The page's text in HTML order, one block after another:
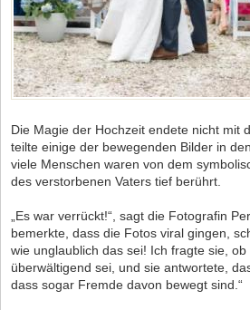
Die Magie der Hochzeit endete nicht mit
teilte einige der bewegenden Bilder in
viele Menschen waren von dem
des verstorbenen Vaters tief berührt.
„Es war verrückt!“, sagt die Fotografin
bemerkte, dass die Fotos viral gingen,
wie unglaublich das sei! Ich fragte sie,
überwältigend sei, und sie antwortete,
dass sogar Fremde davon bewegt sind.“